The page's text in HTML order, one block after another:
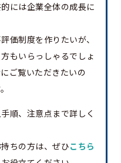
には企業全体の成長に
価制度を作りたいが、
もいらっしゃるでしょ
ご覧いただきたいの
順、注意点まで詳しく
ちの方は、ぜひこちら